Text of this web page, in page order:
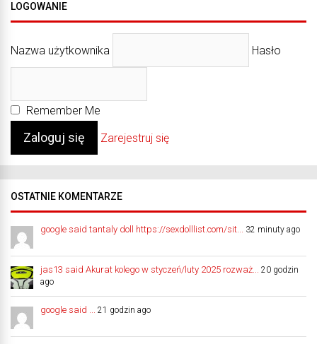
LOGOWANIE
Nazwa użytkownika Hasło
Remember Me
Zarejestruj się
OSTATNIE KOMENTARZE
google said tantaly doll https://sexdolllist.com/sit... 32 minuty ago
jas13 said Akurat kolego w styczeń/luty 2025 rozważ... 20 godzin
ago
google said ... 21 godzin ago